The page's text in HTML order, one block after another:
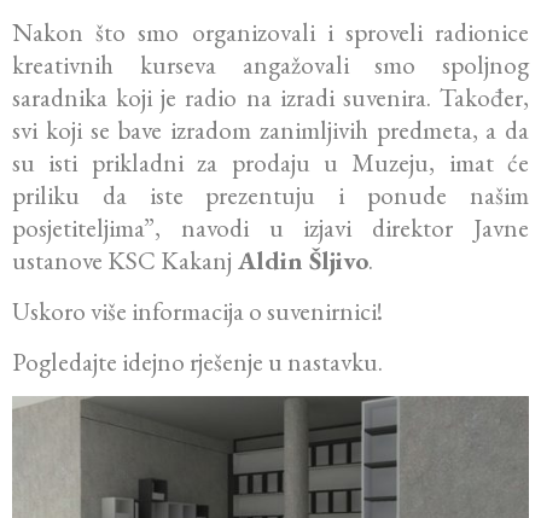
Nakon što smo organizovali i sproveli radionice
kreativnih kurseva angažovali smo spoljnog
saradnika koji je radio na izradi suvenira. Također,
svi koji se bave izradom zanimljivih predmeta, a da
su isti prikladni za prodaju u Muzeju, imat će
priliku da iste prezentuju i ponude našim
posjetiteljima”, navodi u izjavi direktor Javne
ustanove KSC Kakanj Aldin Šljivo.
Uskoro više informacija o suvenirnici!
Pogledajte idejno rješenje u nastavku.